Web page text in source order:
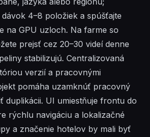
4–8 položiek a spúšťajte
na GPU uzloch. Na farme so
prejsť cez 20–30 videí denne
stabilizujú. Centralizovaná
verzií a pracovnými
pomáha uzamknúť pracovný
duplikácii. UI umiestňuje frontu do
rýchlu navigáciu a lokalizačné
a značenie hotelov by mali byť